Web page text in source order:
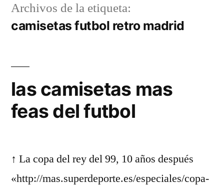
Archivos de la etiqueta:
camisetas futbol retro madrid
las camisetas mas
feas del futbol
↑ La copa del rey del 99, 10 años después
«http://mas.superdeporte.es/especiales/copa-